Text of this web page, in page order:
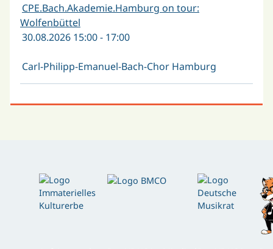
CPE.Bach.Akademie.Hamburg on tour:
Wolfenbüttel
30.08.2026 15:00 - 17:00
Carl-Philipp-Emanuel-Bach-Chor Hamburg